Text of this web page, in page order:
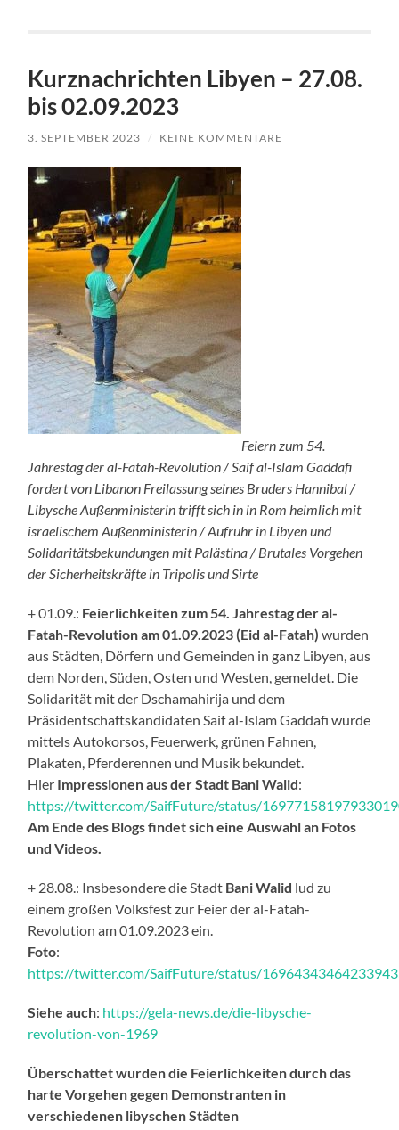
Kurznachrichten Libyen – 27.08.
bis 02.09.2023
3. SEPTEMBER 2023 / KEINE KOMMENTARE
Feiern zum 54.
Jahrestag der al-Fatah-Revolution / Saif al-Islam Gaddafi
fordert von Libanon Freilassung seines Bruders Hannibal /
Libysche Außenministerin trifft sich in in Rom heimlich mit
israelischem Außenministerin / Aufruhr in Libyen und
Solidaritätsbekundungen mit Palästina / Brutales Vorgehen
der Sicherheitskräfte in Tripolis und Sirte
+ 01.09.: Feierlichkeiten zum 54. Jahrestag der al-
Fatah-Revolution am 01.09.2023 (Eid al-Fatah)wurden
aus Städten, Dörfern und Gemeinden in ganz Libyen, aus
dem Norden, Süden, Osten und Westen, gemeldet. Die
Solidarität mit der Dschamahirija und dem
Präsidentschaftskandidaten Saif al-Islam Gaddafi wurde
mittels Autokorsos, Feuerwerk, grünen Fahnen,
Plakaten, Pferderennen und Musik bekundet.
Hier Impressionen aus der Stadt Bani Walid:
https://twitter.com/SaifFuture/status/
Am Ende des Blogs findet sich eine Auswahl an Fotos
und Videos.
+ 28.08.: Insbesondere die Stadt Bani Walid lud zu
einem großen Volksfest zur Feier der al-Fatah-
Revolution am 01.09.2023 ein.
Foto:
https://twitter.com/SaifFuture/status/
Siehe auch: https://gela-news.de/die-libysche-
revolution-von-1969
Überschattet wurden die Feierlichkeiten durch das
harte Vorgehen gegen Demonstranten in
verschiedenen libyschen Städten